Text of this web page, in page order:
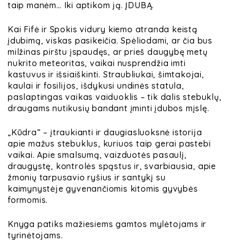
taip manėm… Iki aptikom ją. ĮDUBĄ.
Kai Fifė ir Spokis vidury kiemo atranda keistą
įdubimą, viskas pasikeičia. Spėliodami, ar čia bus
milžinas pirštu įspaudęs, ar prieš daugybę metų
nukrito meteoritas, vaikai nusprendžia imti
kastuvus ir išsiaiškinti. Straubliukai, šimtakojai,
kaulai ir fosilijos, išdykusi undinės statula,
paslaptingas vaikas vaiduoklis – tik dalis stebuklų,
draugams nutikusių bandant įminti įdubos mįslę.
„Kūdra“ – įtraukianti ir daugiasluoksnė istorija
apie mažus stebuklus, kuriuos taip gerai pastebi
vaikai. Apie smalsumą,vaizduotės pasaulį,
draugystę, kontrolės spąstus ir, svarbiausia, apie
žmonių tarpusavio ryšius ir santykį su
kaimynystėje gyvenančiomis kitomis gyvybės
formomis.
Knyga patiks mažiesiems gamtos mylėtojams ir
tyrinėtojams.